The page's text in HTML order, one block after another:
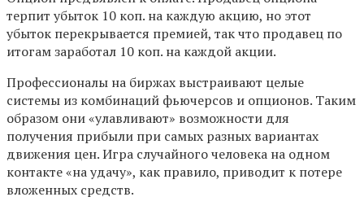
терпит убыток 10 коп. на каждую акцию, но этот
убыток перекрывается премией, так что продавец по
итогам заработал 10 коп. на каждой акции.
Профессионалы на биржах выстраивают целые
системы из комбинаций фьючерсов и опционов. Таким
образом они «улавливают» возможности для
получения прибыли при самых разных вариантах
движения цен. Игра случайного человека на одном
контакте «на удачу», как правило, приводит к потере
вложенных средств.